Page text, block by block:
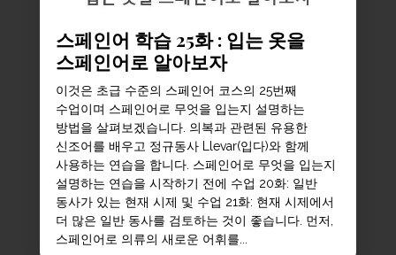
스페인어 학습 25화 : 입는 옷을
스페인어로 알아보자
이것은 초급 수준의 스페인어 코스의 25번째
수업이며 스페인어로 무엇을 입는지 설명하는
방법을 살펴보겠습니다. 의복과 관련된 유용한
신조어를 배우고 정규동사 Llevar(입다)와 함께
사용하는 연습을 합니다. 스페인어로 무엇을 입는지
설명하는 연습을 시작하기 전에 수업 20화: 일반
동사가 있는 현재 시제 및 수업 21화: 현재 시제에서
더 많은 일반 동사를 검토하는 것이 좋습니다. 먼저,
스페인어로 의류의 새로운 어휘를...